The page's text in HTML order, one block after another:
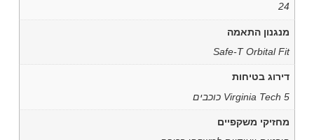
24
מנגנון התאמה
Safe-T Orbital Fit
דירוג בטיחות
Virginia Tech 5 כוכבים
מחזיקי משקפיים